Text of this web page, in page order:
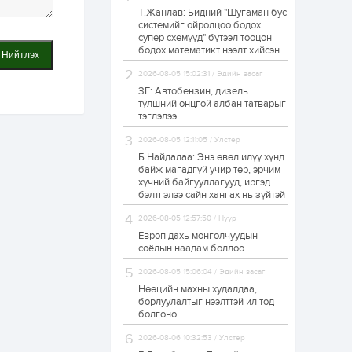
Нийтлэх
Н.Номтойбаяр:
Аймгуудад
тулгамдаж буй
асуудлуудыг долоо
хоног бүр Засгийн
газрын...
1 өдөр 0
УИХ-ын дарга
С.Бямбацогт төрийг
тахих төрийн
тахилгад оролцлоо
1 өдөр 3 0
“Хотын дарга сонсож
байна” 150150 тусгай
дугаарыг
наймдугаар сарын
1 өдөр
“Чингис хаан” олон
улсын нисэх буудал
руу нийтийн тээврийн
автобус 24 цагаар
Т.Жанлав: Бидний "Шугаман бус
системийг ойролцоо бодох
супер схемүүд" бүтээл тооцон
бодох математикт нээлт хийсэн
2026-08-05 15:02:31 / Эдийн засаг
ЗГ: Автобензин, дизель
түлшний онцгой албан татварыг
тэглэлээ
2026-08-05 12:11:05 / Улстөр
Б.Найдалаа: Энэ өвөл илүү хүнд
байж магадгүй учир төр, эрчим
хүчний байгууллагууд, иргэд
бэлтгэлээ сайн хангах нь зүйтэй
2026-08-05 12:57:50 / Нүүр
Европ дахь монголчуудын
соёлын наадам боллоо
2026-08-05 15:06:04 / Эдийн засаг
Нөөцийн махны худалдаа,
борлуулалтыг нээлттэй ил тод
болгоно
2026-08-06 10:32:53 / Улстөр